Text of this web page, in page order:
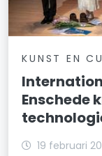
KUNST EN
Enschede
19 februari